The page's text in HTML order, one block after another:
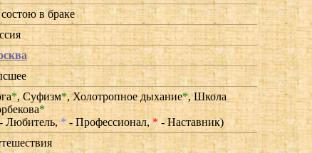
в браке
*,Суфизм*,Холотропное дыхание*,Школа
*
- Любитель,*- Профессионал,*- Наставник)